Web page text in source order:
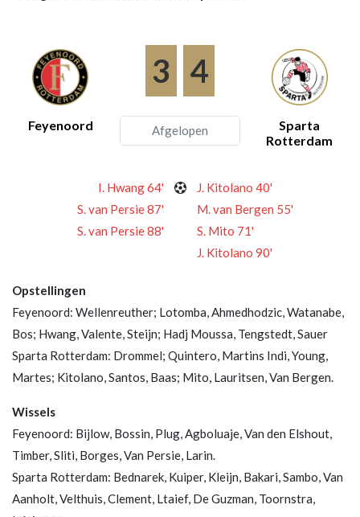
Feyenoord
3 4
Afgelopen
Sparta
Rotterdam
I. Hwang 64'
S. van Persie 87'
S. van Persie 88'
J. Kitolano 40'
M. van Bergen 55'
S. Mito 71'
J. Kitolano 90'
Opstellingen
Feyenoord: Wellenreuther; Lotomba, Ahmedhodzic, Watanabe,
Bos; Hwang, Valente, Steijn; Hadj Moussa, Tengstedt, Sauer
Sparta Rotterdam: Drommel; Quintero, Martins Indi, Young,
Martes; Kitolano, Santos, Baas; Mito, Lauritsen, Van Bergen.
Wissels
Feyenoord: Bijlow, Bossin, Plug, Agboluaje, Van den Elshout,
Timber, Sliti, Borges, Van Persie, Larin.
Sparta Rotterdam: Bednarek, Kuiper, Kleijn, Bakari, Sambo, Van
Aanholt, Velthuis, Clement, Ltaief, De Guzman, Toornstra,